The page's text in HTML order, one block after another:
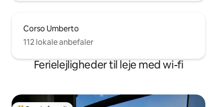
Corso Umberto
112 lokale anbefaler
Ferielejligheder til leje med wi-fi